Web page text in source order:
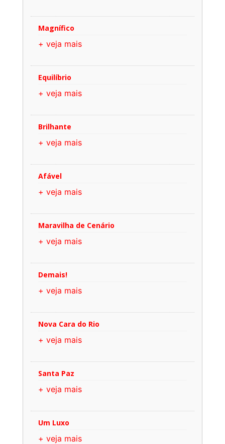
Magnífico
+ veja mais
Equilíbrio
+ veja mais
Brilhante
+ veja mais
Afável
+ veja mais
Maravilha de Cenário
+ veja mais
Demais!
+ veja mais
Nova Cara do Rio
+ veja mais
Santa Paz
+ veja mais
Um Luxo
+ veja mais